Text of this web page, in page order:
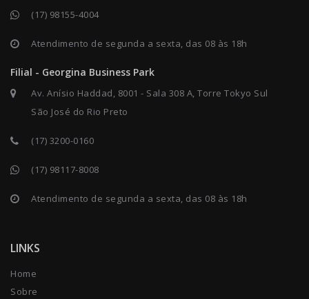
(17) 98155-4004
Atendimento de segunda a sexta, das 08 às 18h
Filial - Georgina Business Park
Av. Anísio Haddad, 8001 - Sala 308 A, Torre Tokyo Sul
São José do Rio Preto
(17) 3200-0160
(17) 98117-8008
Atendimento de segunda a sexta, das 08 às 18h
LINKS
Home
Sobre